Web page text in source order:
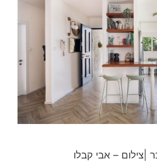
|צילום – אבי קבלו